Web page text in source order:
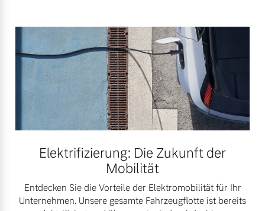
Elektrifizierung: Die Zukunft der
Mobilität
Entdecken Sie die Vorteile der Elektromobilität für Ihr
Unternehmen. Unsere gesamte Fahrzeugflotte ist bereits